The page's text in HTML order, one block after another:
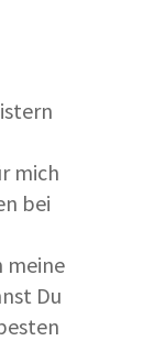
mich
bei
meine
Du